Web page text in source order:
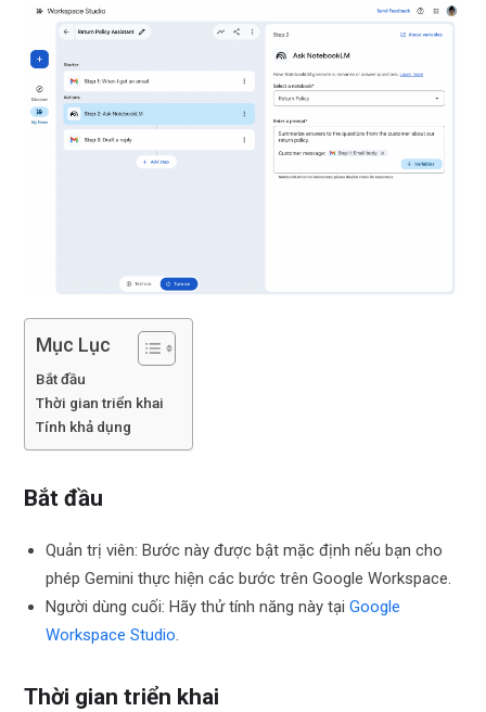
Mục Lục
Bắt đầu
Thời gian triển khai
Tính khả dụng
Bắt đầu
Quản trị viên: Bước này được bật mặc định nếu bạn cho
phép Gemini thực hiện các bước trên Google Workspace.
Người dùng cuối: Hãy thử tính năng này tạiGoogle
Workspace Studio.
Thời gian triển khai